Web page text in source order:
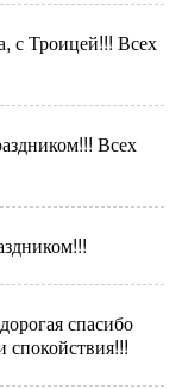
с Троицей!!! Всех
Всех
спасибо
спокойствия!!!